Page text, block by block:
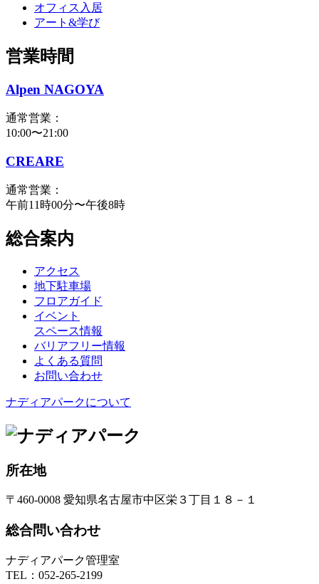
オフィス入居
アート&学び
営業時間
Alpen NAGOYA
通常営業：
10:00〜21:00
CREARE
通常営業：
午前11時00分〜午後8時
総合案内
アクセス
地下駐車場
フロアガイド
イベント
スペース情報
バリアフリー情報
よくある質問
お問い合わせ
ナディアパークについて
所在地
〒460-0008 愛知県名古屋市中区栄３丁目１８－１
総合問い合わせ
ナディアパーク管理室
TEL： 052-265-2199